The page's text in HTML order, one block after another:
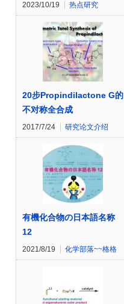
2023/10/19 热点研究
20步Propindilactone G的
不对称全合成
2017/7/24 研究论文介绍
有機化合物の日本語名称
12
2021/8/19 化学部落~~格格